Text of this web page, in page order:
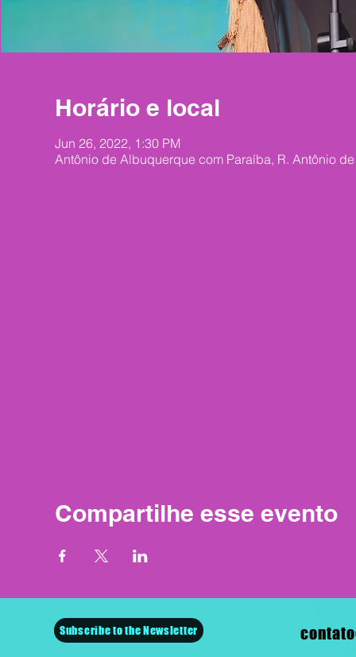
Horário e local
Jun 26, 2022, 1:30 PM
Antônio de Albuquerque com Paraíba, R. Antônio
Compartilhe esse evento
Subscribe to the Newsletter